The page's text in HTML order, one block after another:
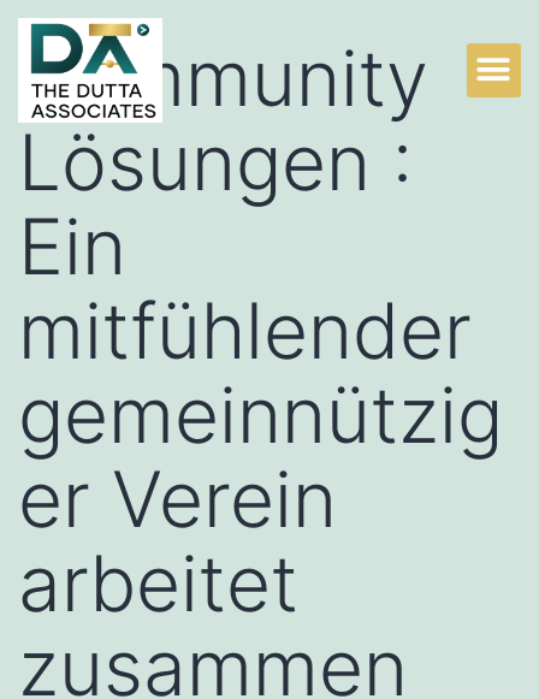
Community
Lösungen :
Ein
mitfühlender
gemeinnützig
er Verein
arbeitet
zusammen